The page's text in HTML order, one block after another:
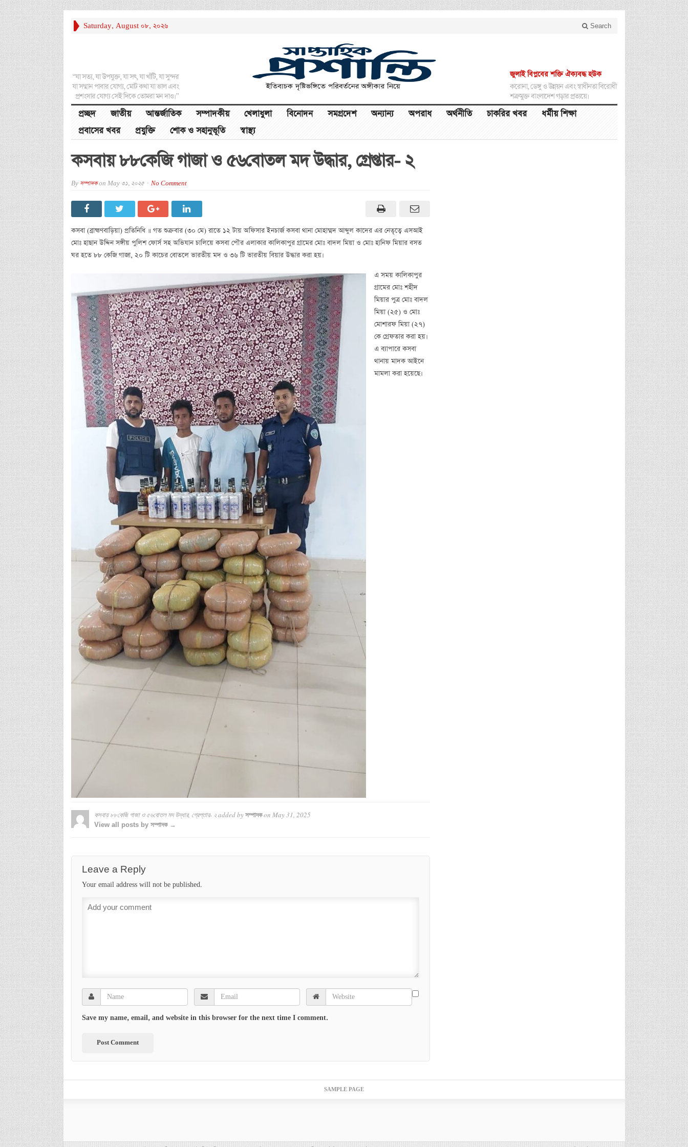
Saturday, August 08, 2026 Search
“যা সত্য, যা উপযুক্ত, যা সৎ, যা খাঁটি, যা সুন্দর
যা সম্মান পাবার যোগ্য, মোট কথা যা ভাল এবং
প্রশংসার যোগ্য সেই দিকে তোমরা মন দাও।”
জুলাই বিপ্লবের শক্তি ঐক্যবদ্ধ হউক
করোনা, ডেঙ্গু ও উন্নয়ন এবং স্বাধীনতা বিরোধী
শত্রুমুক্ত বাংলাদেশ গড়ার প্রত্যয়ে।
প্রচ্ছদ জাতীয় আন্তর্জাতিক সম্পাদকীয় খেলাধুলা বিনোদন সমগ্রদেশ অন্যান্য অপরাধ অর্থনীতি চাকরির খবর
ধর্মীয় শিক্ষা
প্রবাসের খবর
প্রযুক্তি শোক ও সহানুভূতি স্বাস্থ্য
কসবায় ৮৮কেজি গাজা ও ৫৬বোতল মদ উদ্ধার, গ্রেপ্তার- ২
By সম্পাদকon May 31, 2025 No Comment
কসবা (ব্রাহ্মণবাড়িয়া) প্রতিনিধি ॥ গত শুক্রবার (৩০ মে) রাতে ১২ টায় অফিসার ইনচার্জ কসবা থানা মোহাম্মদ আব্দুল কাদের এর নেতৃত্বে এসআই
মোঃ হাছান উদ্দিন সঙ্গীয় পুলিশ ফোর্স সহ অভিযান চালিয়ে কসবা পৌর এলাকার কালিকাপুর গ্রামের মোঃ বাদল মিয়া ও মোঃ হানিফ মিয়ার বসত
ঘর হতে ৮৮ কেজি গাজা, ২০ টি কাচের বোতলে ভারতীয় মদ ও ৩৬ টি ভারতীয় বিয়ার উদ্ধার করা হয়।
এ সময় কালিকাপুর
গ্রামের মোঃ শহীদ
মিয়ার পুত্র মোঃ বাদল
মিয়া (২৫) ও মোঃ
মোশারফ মিয়া (২৭)
কে গ্রেফতার করা হয়।
এ ব্যাপারে কসবা
থানায় মাদক আইনে
মামলা করা হয়েছে।
কসবায় ৮৮কেজি গাজা ও ৫৬বোতল মদ উদ্ধার, গ্রেপ্তার- ২added by সম্পাদকon May 31, 2025
View all posts by সম্পাদক →
Leave a Reply
Your email address will not be published.
Save my name, email, and website in this browser for the next time I comment.
SAMPLE PAGE